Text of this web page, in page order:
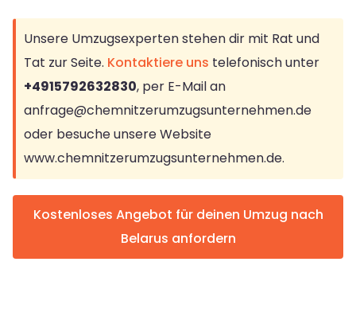
Unsere Umzugsexperten stehen dir mit Rat und
Tat zur Seite. Kontaktiere uns telefonisch unter
+4915792632830, per E-Mail an
anfrage@chemnitzerumzugsunternehmen.de
oder besuche unsere Website
www.chemnitzerumzugsunternehmen.de.
Kostenloses Angebot für deinen Umzug nach
Belarus anfordern